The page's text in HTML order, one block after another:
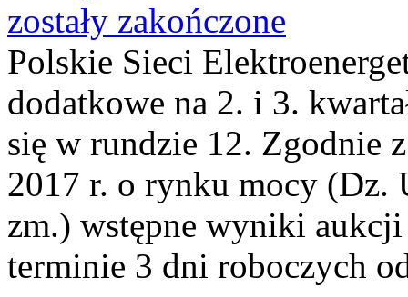
zostały zakończone
Polskie Sieci
dodatkowe na 2. i 3.
się w rundzie 12. Zgodnie
2017 r. o rynku mocy (Dz.
zm.) wstępne wyniki
terminie 3 dni roboczych